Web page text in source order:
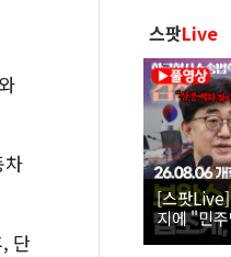
차
단
스팟Live
[스팟Live]
지에 "민
26.08.06